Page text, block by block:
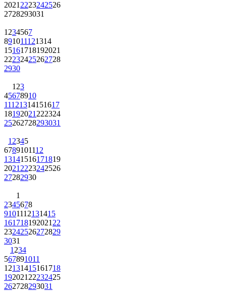
2021 2223242526
2728293031
1 234567
891011121314
15161718192021
22232425262728
2930
1 23
45678910
11121314151617
18192021 222324
25262728293031
1 2345
6789101112
13141516171819
2021 2223242526
27282930
1
2345678
9101112131415
161718192021 22
23242526272829
3031
1 234
567891011
12131415161718
192021 22232425
262728293031